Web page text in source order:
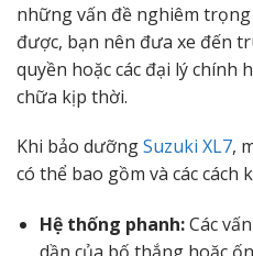
những vấn đề nghiêm
được, bạn nên đưa xe đến
quyền hoặc các đại lý chính
chữa kịp thời.
Khi bảo dưỡngSuzuki XL7,
có thể bao gồm và các cách
Hệ thống phanh:Các